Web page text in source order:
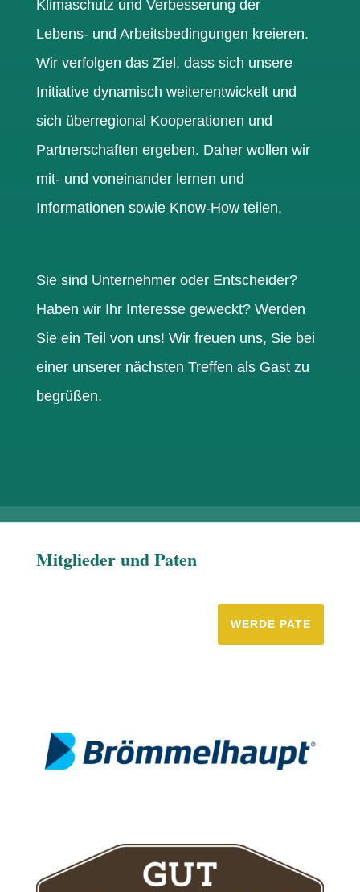
Klimaschutz und Verbesserung der
Lebens- und Arbeitsbedingungen kreieren.
Wir verfolgen das Ziel, dass sich unsere
Initiative dynamisch weiterentwickelt und
sich überregional Kooperationen und
Partnerschaften ergeben. Daher wollen wir
mit- und voneinander lernen und
Informationen sowie Know-How teilen.
Sie sind Unternehmer oder Entscheider?
Haben wir Ihr Interesse geweckt? Werden
Sie ein Teil von uns! Wir freuen uns, Sie bei
einer unserer nächsten Treffen als Gast zu
begrüßen.
Mitglieder und Paten
WERDE PATE